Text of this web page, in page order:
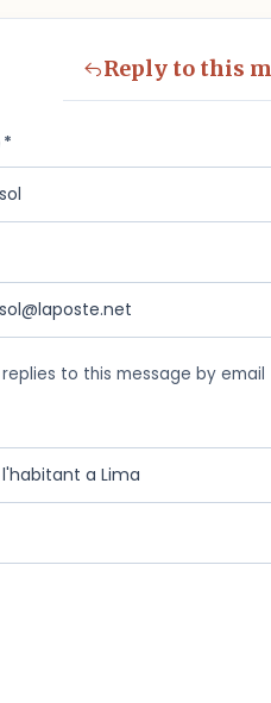
Reply to this
*
to this message by email